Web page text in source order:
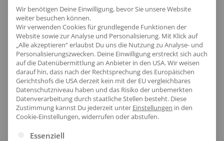
Lieferzeit
[jgm-review-widget]
Kundenprojekte
Wir benötigen Deine Einwilligung, bevor Sie unsere Website
weiter besuchen können.
Wir verwenden Cookies für grundlegende Funktionen der
Website sowie zur Analyse und Personalisierung. Mit Klick auf
„Alle akzeptieren“ erlaubst Du uns die Nutzung zu Analyse- und
Personalisierungszwecken. Deine Einwilligung erstreckt sich auch
auf die Datenübermittlung an Anbieter in den USA. Wir weisen
darauf hin, dass nach der Rechtsprechung des Europäischen
Gerichtshofs die USA derzeit kein mit der EU vergleichbares
Datenschutzniveau haben und das Risiko der unbemerkten
Datenverarbeitung durch staatliche Stellen besteht. Diese
Zustimmung kannst Du jederzeit unter Einstellungen in den
Cookie-Einstellungen, widerrufen oder abstufen.
Es folgt eine Liste der Service-Gruppen, für die eine
Essenziell